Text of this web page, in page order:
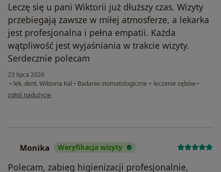
Leczę się u pani Wiktorii już dłuższy czas. Wizyty
przebiegają zawsze w miłej atmosferze, a lekarka
jest profesjonalna i pełna empatii. Każda
wątpliwość jest wyjaśniania w trakcie wizyty.
Serdecznie polecam
23 lipca 2026
• lek. dent. Wiktoria Kal • Badanie stomatologiczne + leczenie zębów •
w opinii użytkownika Weronika
zgłoś nadużycie
Monika Weryfikacja wizyty
Polecam, zabieg higienizacji profesjonalnie,